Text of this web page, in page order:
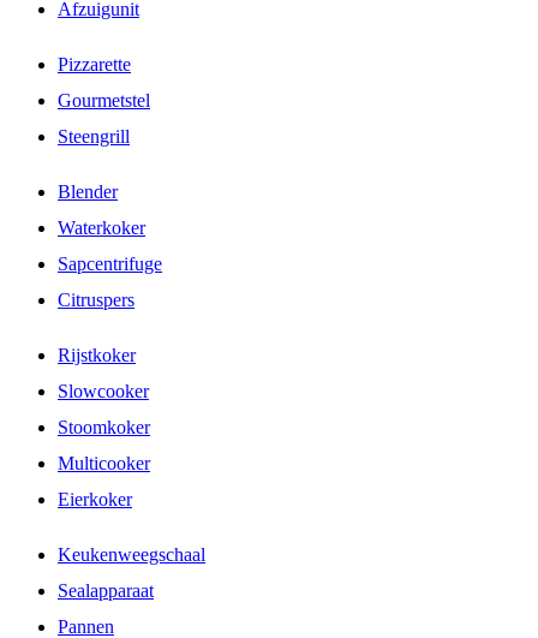
Afzuigunit
Pizzarette
Gourmetstel
Steengrill
Blender
Waterkoker
Sapcentrifuge
Citruspers
Rijstkoker
Slowcooker
Stoomkoker
Multicooker
Eierkoker
Keukenweegschaal
Sealapparaat
Pannen